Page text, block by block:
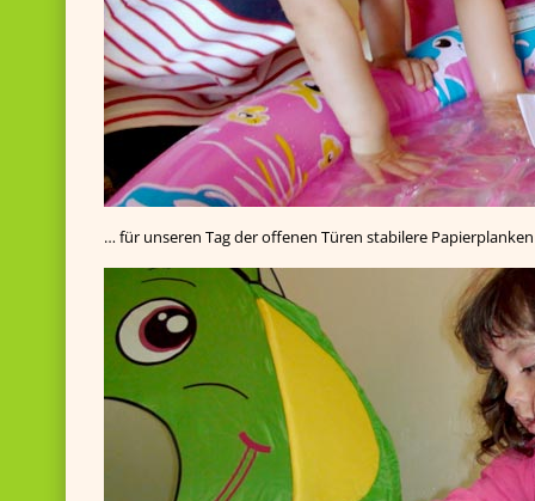
… für unseren Tag der offenen Türen stabilere